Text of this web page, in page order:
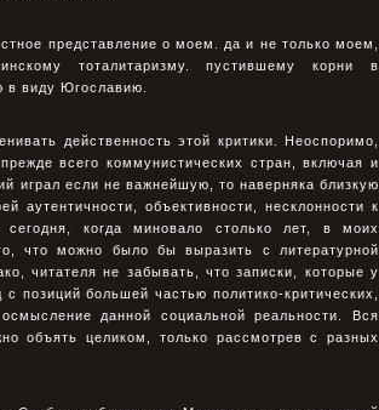
представление о моем. да и не только моем,
тоталитаризму. пустившему корни в
в виду Югославию.
действенность этой критики. Неоспоримо,
всего коммунистических стран, включая и
играл если не важнейшую, то наверняка близкую
аутентичности, объективности, несклонности к
когда миновало столько лет, в моих
что можно было бы выразить с литературной
читателя не забывать, что записки, которые у
позиций большей частью политико-критических,
данной социальной реальности. Вся
объять целиком, только рассмотрев с разных